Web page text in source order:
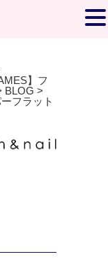
】フ
BLOG >
フラット